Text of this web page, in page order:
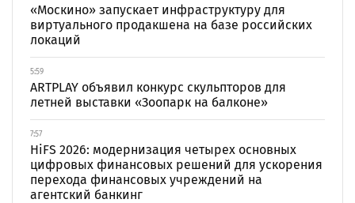
«Москино» запускает инфраструктуру для
виртуального продакшена на базе российских
локаций
5:59
ARTPLAY объявил конкурс скульпторов для
летней выставки «Зоопарк на балконе»
7:57
HiFS 2026: модернизация четырех основных
цифровых финансовых решений для ускорения
перехода финансовых учреждений на
агентский банкинг